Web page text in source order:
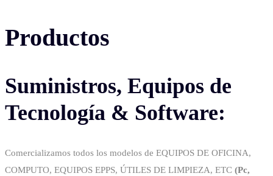
Productos
Suministros, Equipos de
Tecnología & Software:
Comercializamos todos los modelos de EQUIPOS DE OFICINA,
COMPUTO, EQUIPOS EPPS, ÚTILES DE LIMPIEZA, ETC (Pc,